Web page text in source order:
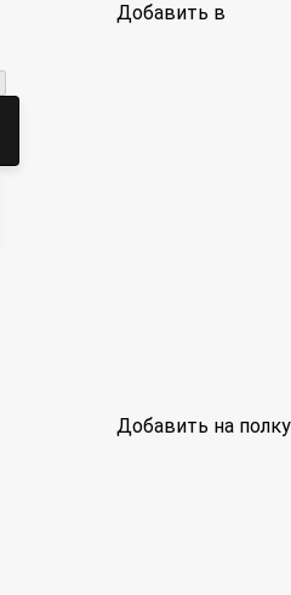
Добавить в
Добавить на полку